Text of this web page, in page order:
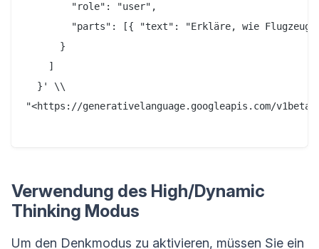
        "role": "user",
"parts": [{ "text": "Erkläre, wie
      }
    ]
  }' \\
"<https://generativelanguage.googleapis.com/v1beta/
Verwendung des High/Dynamic
Thinking Modus
Um den Denkmodus zu aktivieren, müssen Sie ein